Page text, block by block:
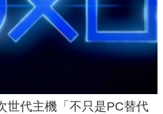
世代主機「不只是PC替代